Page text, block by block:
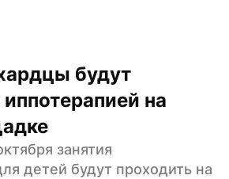
будут
на
занятия
детей будут проходить на